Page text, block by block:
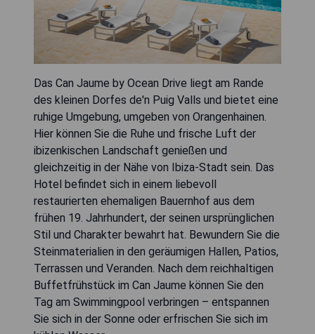
Das Can Jaume by Ocean Drive liegt am Rande
des kleinen Dorfes de'n Puig Valls und bietet eine
ruhige Umgebung, umgeben von Orangenhainen.
Hier können Sie die Ruhe und frische Luft der
ibizenkischen Landschaft genießen und
gleichzeitig in der Nähe von Ibiza-Stadt sein. Das
Hotel befindet sich in einem liebevoll
restaurierten ehemaligen Bauernhof aus dem
frühen 19. Jahrhundert, der seinen ursprünglichen
Stil und Charakter bewahrt hat. Bewundern Sie die
Steinmaterialien in den geräumigen Hallen, Patios,
Terrassen und Veranden. Nach dem reichhaltigen
Buffetfrühstück im Can Jaume können Sie den
Tag am Swimmingpool verbringen – entspannen
Sie sich in der Sonne oder erfrischen Sie sich im